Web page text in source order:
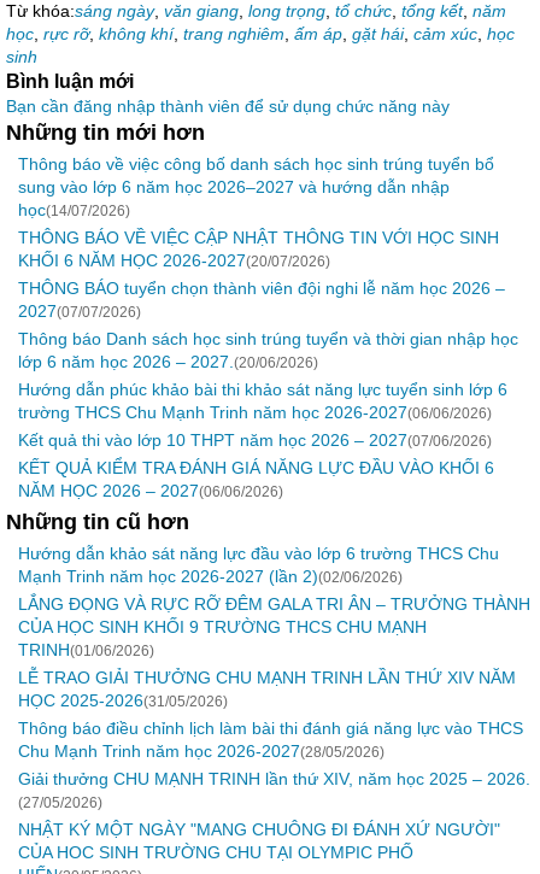
Từ khóa:sáng ngày, văn giang long trọng tổ chức tổng kết, năm
học rực rỡ, không khí, trang nghiêm ấm áp gặt hái, cảm xúc học
sinh
Bình luận mới
Bạn cần đăng nhập thành viên để sử dụng chức năng này
Những tin mới hơn
Thông báo về việc công bố danh sách học sinh trúng tuyển bổ
sung vào lớp 6 năm học 2026–2027 và hướng dẫn nhập
học(14/07/2026)
THÔNG BÁO VỀ VIỆC CẬP NHẬT THÔNG TIN VỚI HỌC SINH
KHỐI 6 NĂM HỌC 2026-2027(20/07/2026)
THÔNG BÁO tuyển chọn thành viên đội nghi lễ năm học 2026 –
2027(07/07/2026)
Thông báo Danh sách học sinh trúng tuyển và thời gian nhập học
lớp 6 năm học 2026 – 2027. (20/06/2026)
Hướng dẫn phúc khảo bài thi khảo sát năng lực tuyển sinh lớp 6
trường THCS Chu Mạnh Trinh năm học 2026-2027(06/06/2026)
Kết quả thi vào lớp 10 THPT năm học 2026 – 2027(07/06/2026)
KẾT QUẢ KIỂM TRA ĐÁNH GIÁ NĂNG LỰC ĐẦU VÀO KHỐI 6
NĂM HỌC 2026 – 2027(06/06/2026)
Những tin cũ hơn
Hướng dẫn khảo sát năng lực đầu vào lớp 6 trường THCS Chu
Mạnh Trinh năm học 2026-2027 (lần 2)(02/06/2026)
LẮNG ĐỌNG VÀ RỰC RỠ ĐÊM GALA TRI ÂN – TRƯỞNG THÀNH
CỦA HỌC SINH KHỐI 9 TRƯỜNG THCS CHU MẠNH
TRINH(01/06/2026)
LỄ TRAO GIẢI THƯỞNG CHU MẠNH TRINH LẦN THỨ XIV NĂM
HỌC 2025-2026(31/05/2026)
Thông báo điều chỉnh lịch làm bài thi đánh giá năng lực vào THCS
Chu Mạnh Trinh năm học 2026-2027(28/05/2026)
Giải thưởng CHU MẠNH TRINH lần thứ XIV, năm học 2025 – 2026.
(27/05/2026)
NHẬT KÝ MỘT NGÀY "MANG CHUÔNG ĐI ĐÁNH XỨ NGƯỜI"
CỦA HOC SINH TRƯỜNG CHU TẠI OLYMPIC PHỐ